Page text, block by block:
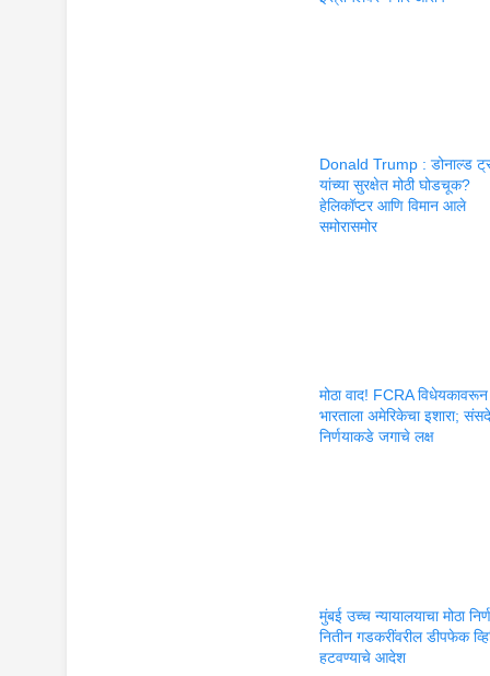
Donald Trump : डोनाल्ड
यांच्या सुरक्षेत मोठी घोडचूक?
हेलिकॉप्टर आणि विमान आले
समोरासमोर
मोठा वाद! FCRA विधेयकावरून
भारताला अमेरिकेचा इशारा;
निर्णयाकडे जगाचे लक्ष
मुंबई उच्च न्यायालयाचा मोठा
नितीन गडकरींवरील डीपफेक
हटवण्याचे आदेश